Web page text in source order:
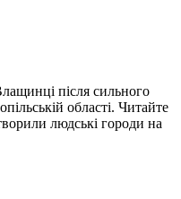
після сильного
області. Читайте
людські городи на